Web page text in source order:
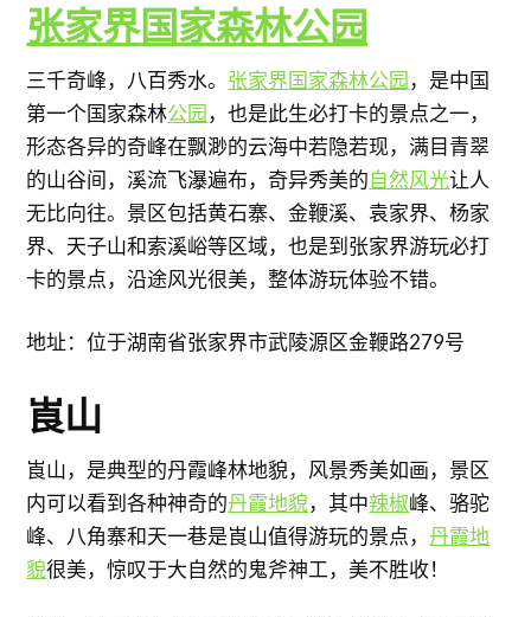
张家界国家森林公园
三千奇峰，八百秀水。 张家界国家森林公园，是中国
第一个国家森林公园，也是此生必打卡的景点之一，
形态各异的奇峰在飘渺的云海中若隐若现，满目青翠
的山谷间，溪流飞瀑遍布，奇异秀美的自然风光让人
无比向往。景区包括黄石寨、金鞭溪、袁家界、杨家
界、天子山和索溪峪等区域，也是到张家界游玩必打
卡的景点，沿途风光很美，整体游玩体验不错。
地址：位于湖南省张家界市武陵源区金鞭路279号
崀山
崀山，是典型的丹霞峰林地貌，风景秀美如画，景区
内可以看到各种神奇的丹霞地貌，其中辣椒峰、骆驼
峰、八角寨和天一巷是崀山值得游玩的景点， 丹霞地
貌很美，惊叹于大自然的鬼斧神工，美不胜收！